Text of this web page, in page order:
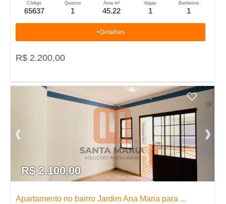
Código
65637
Quartos
1
Área m²
45.22
Vagas
1
Banheiros
1
+Detalhes
R$ 2.200,00
R$ 2.100,00
Apartamento no bairro Jardim Ana Maria para ...